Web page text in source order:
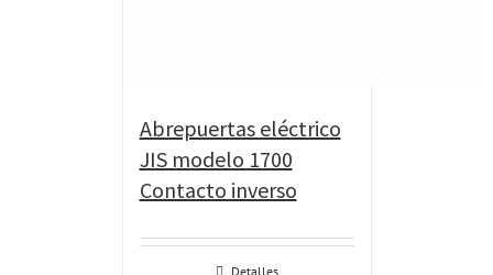
Abrepuertas eléctrico
JIS modelo 1700
Contacto inverso
Detalles